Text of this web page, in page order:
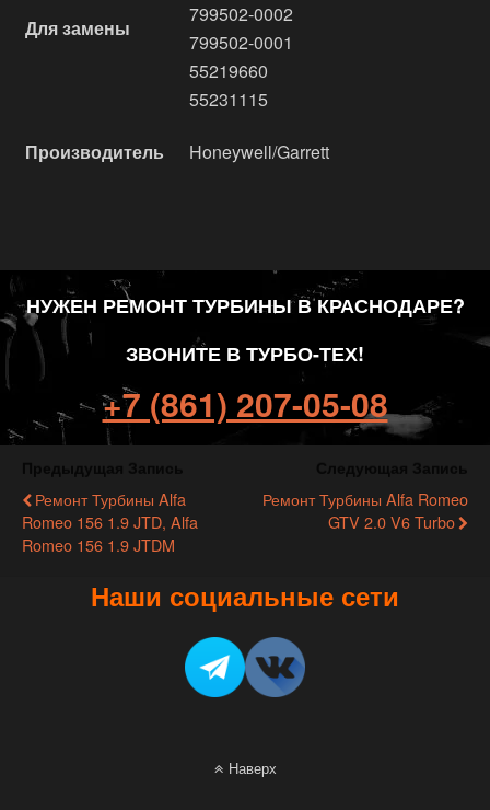
Для замены
799502-0002
799502-0001
55219660
55231115
Производитель Honeywell/Garrett
НУЖЕН РЕМОНТ ТУРБИНЫ В КРАСНОДАРЕ?
ЗВОНИТЕ В ТУРБО-ТЕХ!
+7 (861) 207-05-08
Ремонт Турбины Alfa
Romeo 156 1.9 JTD, Alfa
Romeo 156 1.9 JTDM
Ремонт Турбины Alfa Romeo
GTV 2.0 V6 Turbo
Наши социальные сети
Наверх